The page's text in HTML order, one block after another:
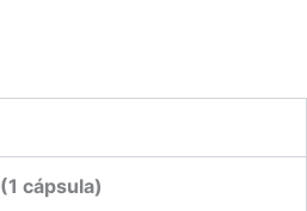
cápsula)